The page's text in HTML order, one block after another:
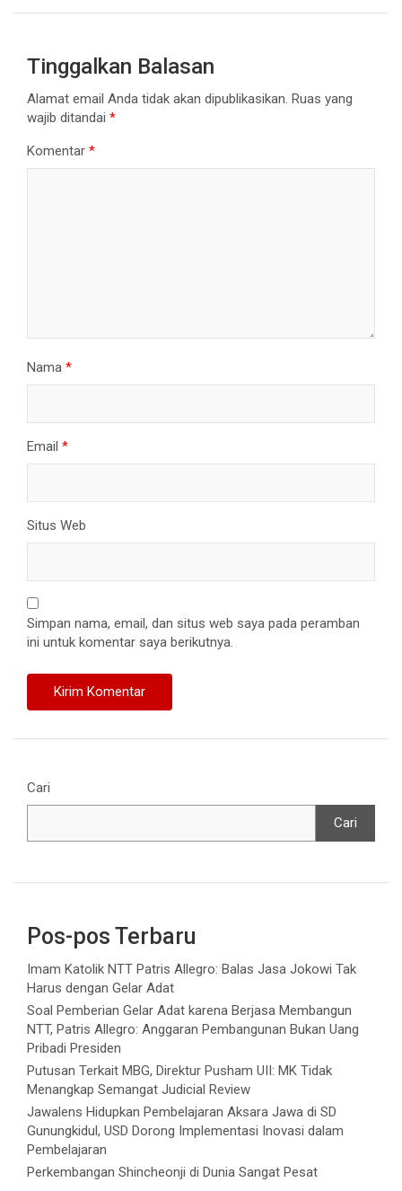
Tinggalkan Balasan
Alamat email Anda tidak akan dipublikasikan. Ruas yang
wajib ditandai *
Komentar *
Nama *
Email *
Situs Web
Simpan nama, email, dan situs web saya pada peramban
ini untuk komentar saya berikutnya.
Cari
Cari
Pos-pos Terbaru
Imam Katolik NTT Patris Allegro: Balas Jasa Jokowi Tak
Harus dengan Gelar Adat
Soal Pemberian Gelar Adat karena Berjasa Membangun
NTT, Patris Allegro: Anggaran Pembangunan Bukan Uang
Pribadi Presiden
Putusan Terkait MBG, Direktur Pusham UII: MK Tidak
Menangkap Semangat Judicial Review
Jawalens Hidupkan Pembelajaran Aksara Jawa di SD
Gunungkidul, USD Dorong Implementasi Inovasi dalam
Pembelajaran
Perkembangan Shincheonji di Dunia Sangat Pesat